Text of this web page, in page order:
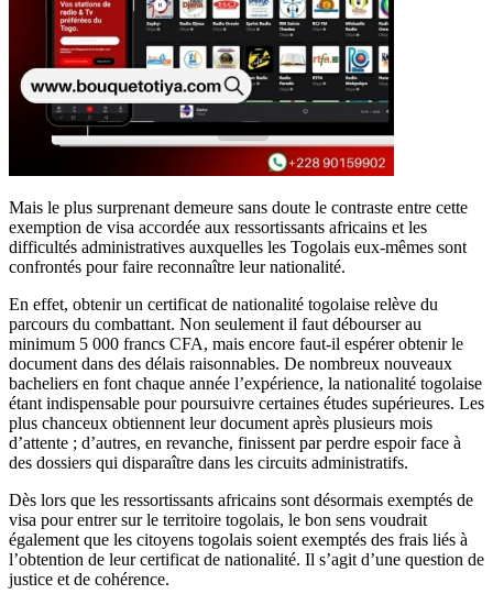
Mais le plus surprenant demeure sans doute le contraste entre cette
exemption de visa accordée aux ressortissants africains et les
difficultés administratives auxquelles les Togolais eux-mêmes sont
confrontés pour faire reconnaître leur nationalité.
En effet, obtenir un certificat de nationalité togolaise relève du
parcours du combattant. Non seulement il faut débourser au
minimum 5 000 francs CFA, mais encore faut-il espérer obtenir le
document dans des délais raisonnables. De nombreux nouveaux
bacheliers en font chaque année l’expérience, la nationalité togolaise
étant indispensable pour poursuivre certaines études supérieures. Les
plus chanceux obtiennent leur document après plusieurs mois
d’attente ; d’autres, en revanche, finissent par perdre espoir face à
des dossiers qui disparaître dans les circuits administratifs.
Dès lors que les ressortissants africains sont désormais exemptés de
visa pour entrer sur le territoire togolais, le bon sens voudrait
également que les citoyens togolais soient exemptés des frais liés à
l’obtention de leur certificat de nationalité. Il s’agit d’une question de
justice et de cohérence.